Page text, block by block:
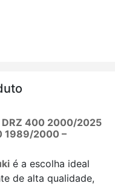
DRZ 400 2000/2025
1989/2000 –
é a escolha ideal
de alta qualidade,